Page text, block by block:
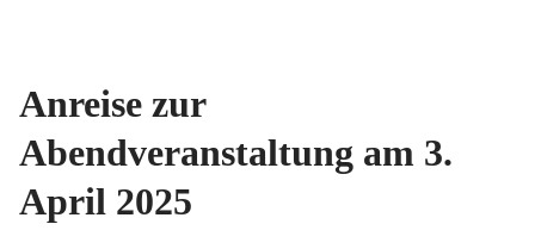
Anreise zur
Abendveranstaltung am 3.
April 2025